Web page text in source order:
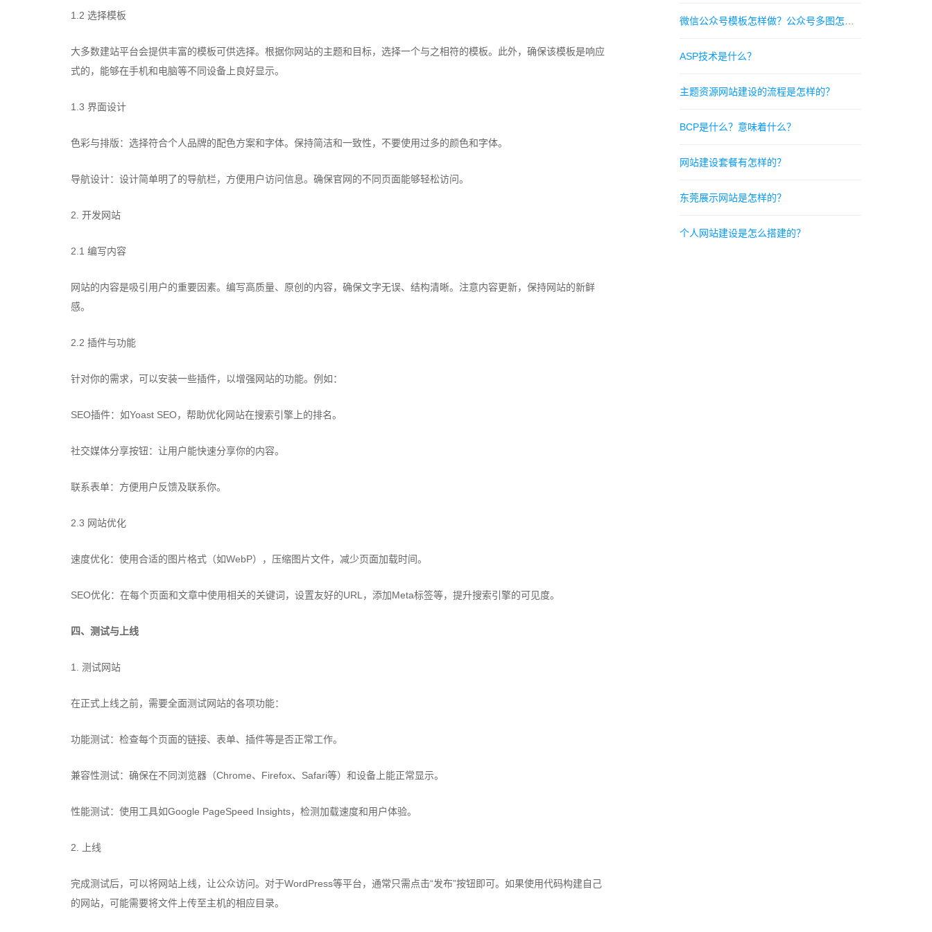
1.2 选择模板
大多数建站平台会提供丰富的模板可供选择。根据你网站的主题和目标，选择一个与之相符的模板。此外，确保该模板是响应
式的，能够在手机和电脑等不同设备上良好显示。
1.3 界面设计
色彩与排版：选择符合个人品牌的配色方案和字体。保持简洁和一致性，不要使用过多的颜色和字体。
导航设计：设计简单明了的导航栏，方便用户访问信息。确保官网的不同页面能够轻松访问。
2. 开发网站
2.1 编写内容
网站的内容是吸引用户的重要因素。编写高质量、原创的内容，确保文字无误、结构清晰。注意内容更新，保持网站的新鲜
感。
2.2 插件与功能
针对你的需求，可以安装一些插件，以增强网站的功能。例如：
SEO插件：如Yoast SEO，帮助优化网站在搜索引擎上的排名。
社交媒体分享按钮：让用户能快速分享你的内容。
联系表单：方便用户反馈及联系你。
2.3 网站优化
速度优化：使用合适的图片格式（如WebP），压缩图片文件，减少页面加载时间。
SEO优化：在每个页面和文章中使用相关的关键词，设置友好的URL，添加Meta标签等，提升搜索引擎的可见度。
四、测试与上线
1. 测试网站
在正式上线之前，需要全面测试网站的各项功能：
功能测试：检查每个页面的链接、表单、插件等是否正常工作。
兼容性测试：确保在不同浏览器（Chrome、Firefox、Safari等）和设备上能正常显示。
性能测试：使用工具如Google PageSpeed Insights，检测加载速度和用户体验。
2. 上线
完成测试后，可以将网站上线，让公众访问。对于WordPress等平台，通常只需点击“发布”按钮即可。如果使用代码构建自己
的网站，可能需要将文件上传至主机的相应目录。
ASP技术是什么？
主题资源网站建设的流程是怎样的？
BCP是什么？意味着什么？
网站建设套餐有怎样的？
东莞展示网站是怎样的？
个人网站建设是怎么搭建的？